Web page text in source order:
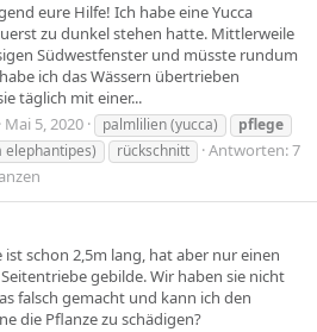
eure Hilfe! Ich habe eine Yucca
zu dunkel stehen hatte. Mittlerweile
Südwestfenster und müsste rundum
ich das Wässern übertrieben
täglich mit einer...
Mai 5, 2020 palmlilien (yucca)
pflege
elephantipes)
rückschnitt
Antworten: 7
schon 2,5m lang, hat aber nur einen
gebilde. Wir haben sie nicht
falsch gemacht und kann ich den
die Pflanze zu schädigen?